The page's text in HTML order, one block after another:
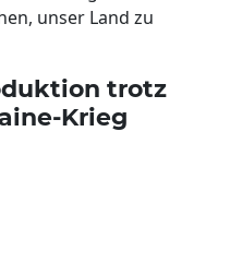
unser Land zu
trotz
Krieg